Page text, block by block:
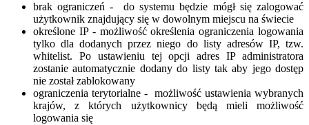
brak ograniczeń - do systemu będzie mógł się zalogować
użytkownik znajdujący się w dowolnym miejscu na świecie
określone IP - możliwość określenia ograniczenia logowania
tylko dla dodanych przez niego do listy adresów IP, tzw.
whitelist. Po ustawieniu tej opcji adres IP administratora
zostanie automatycznie dodany do listy tak aby jego dostęp
nie został zablokowany
ograniczenia terytorialne - możliwość ustawienia wybranych
krajów, z których użytkownicy będą mieli możliwość
logowania się